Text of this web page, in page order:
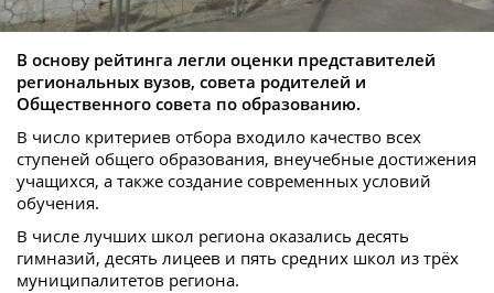
В основу рейтинга легли оценки представителей
региональных вузов, совета родителей и
Общественного совета по образованию.
В число критериев отбора входило качество всех
ступеней общего образования, внеучебные достижения
учащихся, а также создание современных условий
обучения.
В числе лучших школ региона оказались десять
гимназий, десять лицеев и пять средних школ из трёх
муниципалитетов региона.